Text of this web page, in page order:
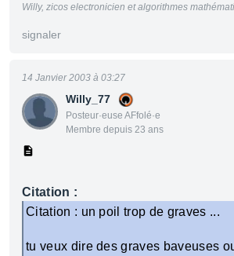
Willy, zicos electronicien et algorithmes
signaler
Willy_77
Posteur·euse AFfolé·e
Membre depuis 23 ans
14 Janvier 2003 à 03:27
Citation :
Citation : un poil trop de graves ...
tu veux dire des graves baveuses